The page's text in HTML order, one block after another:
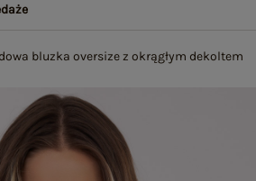
bluzka oversize z okrągłym dekoltem